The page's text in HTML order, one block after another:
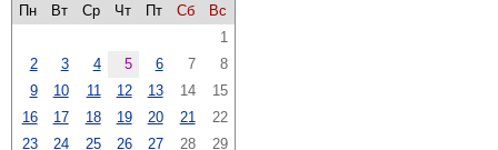
Пн
Вт Ср Чт Пт Сб
Вс
1
2
3 4 5 6 7
8
9
10 11 12 13 14
15
16
17 18 19 20 21
22
23
24 25 26 27 28
29